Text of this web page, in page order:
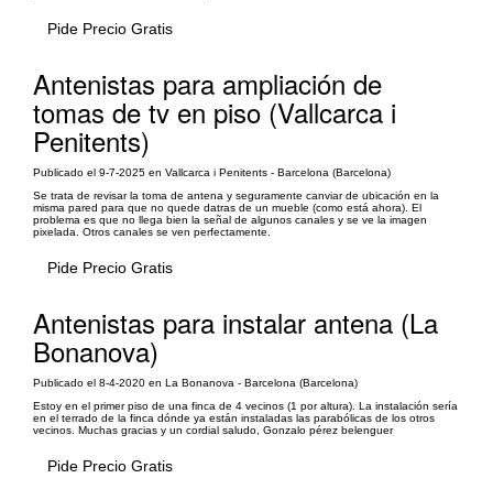
Pide Precio Gratis
Antenistas para ampliación de
tomas de tv en piso (Vallcarca i
Penitents)
Publicado el 9-7-2025 en Vallcarca i Penitents - Barcelona (Barcelona)
Se trata de revisar la toma de antena y seguramente canviar de ubicación en la
misma pared para que no quede datras de un mueble (como está ahora). El
problema es que no llega bien la señal de algunos canales y se ve la imagen
pixelada. Otros canales se ven perfectamente.
Pide Precio Gratis
Antenistas para instalar antena (La
Bonanova)
Publicado el 8-4-2020 en La Bonanova - Barcelona (Barcelona)
Estoy en el primer piso de una finca de 4 vecinos (1 por altura). La instalación sería
en el terrado de la finca dónde ya están instaladas las parabólicas de los otros
vecinos. Muchas gracias y un cordial saludo, Gonzalo pérez belenguer
Pide Precio Gratis